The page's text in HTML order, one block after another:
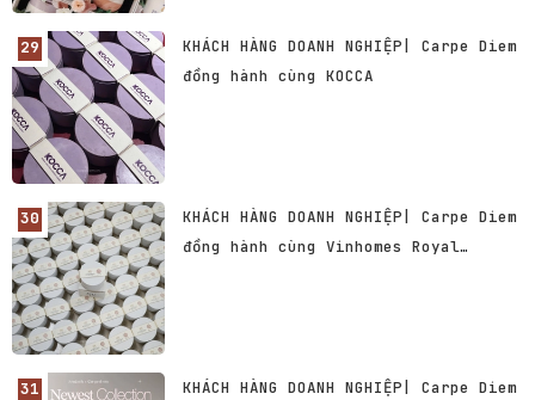
KHÁCH HÀNG DOANH NGHIỆP| Carpe Diem
đồng hành cùng KOCCA
KHÁCH HÀNG DOANH NGHIỆP| Carpe Diem
đồng hành cùng Vinhomes Royal
KHÁCH HÀNG DOANH NGHIỆP| Carpe Diem